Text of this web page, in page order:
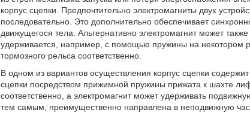
корпус сцепки. Предпочтительно электромагниты двух
последовательно. Это дополнительно обеспечивает
движущегося тела. Альтернативно электромагнит может также
удерживается, например, с помощью пружины на некотором
тормозного рельса соответственно.
В одном из вариантов осуществления корпус сцепки
сцепки посредством прижимной пружины прижата к шахте
соответственно, а электромагнит может удерживать
тем самым, преимущественно направлена в неподвижную